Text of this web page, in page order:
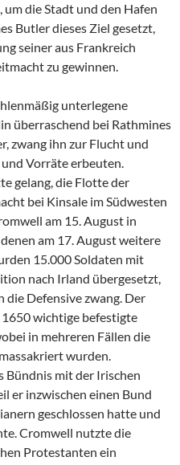
die Stadt und den Hafen
Butler dieses Ziel gesetzt,
seiner aus Frankreich
zu gewinnen.
unterlegene
überraschend bei Rathmines
zwang ihn zur Flucht und
Vorräte erbeuten.
gelang, die Flotte der
bei Kinsale im Südwesten
am 15. August in
am 17. August weitere
15.000 Soldaten mit
nach Irland übergesetzt,
die Defensive zwang. Der
wichtige befestigte
in mehreren Fällen die
wurden.
Bündnis mit der Irischen
er inzwischen einen Bund
geschlossen hatte und
Cromwell nutzte die
Protestanten ein